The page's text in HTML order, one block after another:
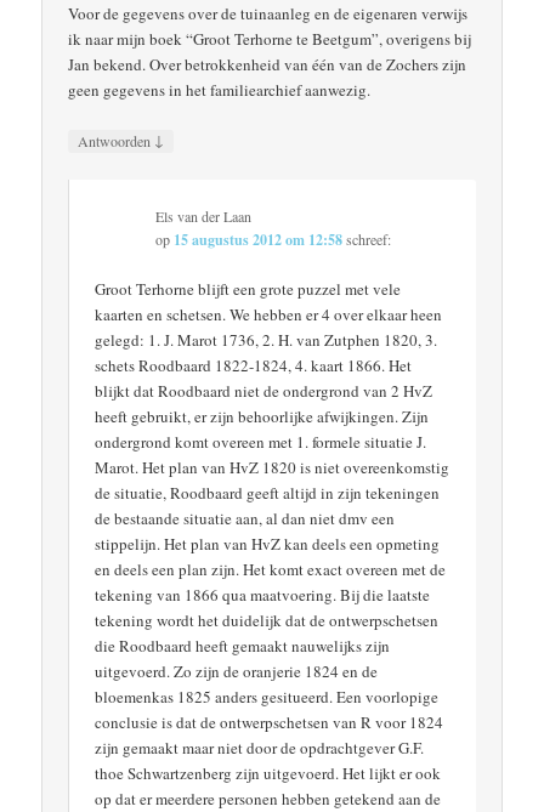
Voor de gegevens over de tuinaanleg en de eigenaren verwijs
ik naar mijn boek “Groot Terhorne te Beetgum”, overigens bij
Jan bekend. Over betrokkenheid van één van de Zochers zijn
geen gegevens in het familiearchief aanwezig.
Antwoorden ↓
Els van der Laan
op 15 augustus 2012 om 12:58 schreef:
Groot Terhorne blijft een grote puzzel met vele
kaarten en schetsen. We hebben er 4 over elkaar heen
gelegd: 1. J. Marot 1736, 2. H. van Zutphen 1820, 3.
schets Roodbaard 1822-1824, 4. kaart 1866. Het
blijkt dat Roodbaard niet de ondergrond van 2 HvZ
heeft gebruikt, er zijn behoorlijke afwijkingen. Zijn
ondergrond komt overeen met 1. formele situatie J.
Marot. Het plan van HvZ 1820 is niet overeenkomstig
de situatie, Roodbaard geeft altijd in zijn tekeningen
de bestaande situatie aan, al dan niet dmv een
stippelijn. Het plan van HvZ kan deels een opmeting
en deels een plan zijn. Het komt exact overeen met de
tekening van 1866 qua maatvoering. Bij die laatste
tekening wordt het duidelijk dat de ontwerpschetsen
die Roodbaard heeft gemaakt nauwelijks zijn
uitgevoerd. Zo zijn de oranjerie 1824 en de
bloemenkas 1825 anders gesitueerd. Een voorlopige
conclusie is dat de ontwerpschetsen van R voor 1824
zijn gemaakt maar niet door de opdrachtgever G.F.
thoe Schwartzenberg zijn uitgevoerd. Het lijkt er ook
op dat er meerdere personen hebben getekend aan de